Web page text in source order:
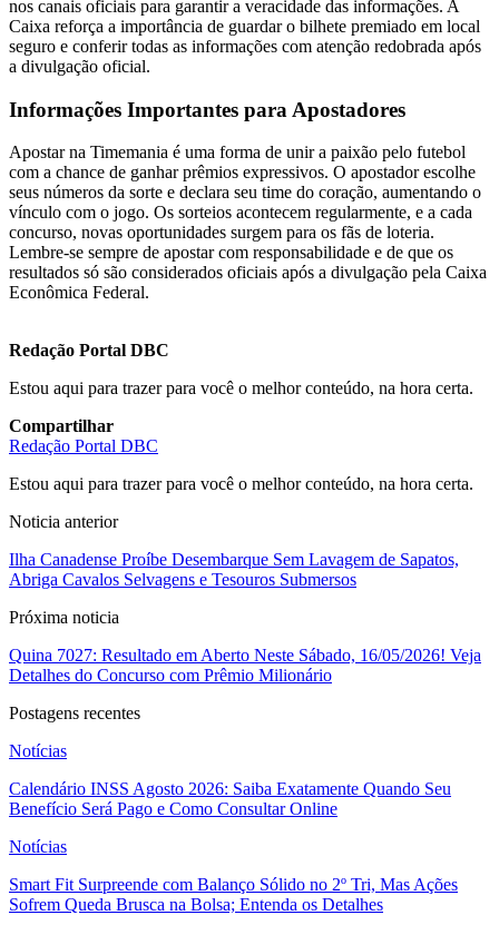
nos canais oficiais para garantir a veracidade das informações. A
Caixa reforça a importância de guardar o bilhete premiado em local
seguro e conferir todas as informações com atenção redobrada após
a divulgação oficial.
Informações Importantes para Apostadores
Apostar na Timemania é uma forma de unir a paixão pelo futebol
com a chance de ganhar prêmios expressivos. O apostador escolhe
seus números da sorte e declara seu time do coração, aumentando o
vínculo com o jogo. Os sorteios acontecem regularmente, e a cada
concurso, novas oportunidades surgem para os fãs de loteria.
Lembre-se sempre de apostar com responsabilidade e de que os
resultados só são considerados oficiais após a divulgação pela Caixa
Econômica Federal.
Redação Portal DBC
Estou aqui para trazer para você o melhor conteúdo, na hora certa.
Compartilhar
Redação Portal DBC
Estou aqui para trazer para você o melhor conteúdo, na hora certa.
Noticia anterior
Ilha Canadense Proíbe Desembarque Sem Lavagem de Sapatos,
Abriga Cavalos Selvagens e Tesouros Submersos
Próxima noticia
Quina 7027: Resultado em Aberto Neste Sábado, 16/05/2026! Veja
Detalhes do Concurso com Prêmio Milionário
Postagens recentes
Notícias
Calendário INSS Agosto 2026: Saiba Exatamente Quando Seu
Benefício Será Pago e Como Consultar Online
Notícias
Smart Fit Surpreende com Balanço Sólido no 2º Tri, Mas Ações
Sofrem Queda Brusca na Bolsa; Entenda os Detalhes